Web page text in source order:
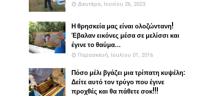
Δευτέρα, Ιουνίου 26, 2023
Η θρησκεία μας είναι ολοζώντανη!
Έβαλαν εικόνες μέσα σε μελίσσι και
έγινε το θαύμα...
Παρασκευή, Ιουλίου 01, 2016
Πόσο μέλι βγάζει μια τρίπατη κυψέλη:
Δείτε αυτό τον τρύγο που έγινε
προχθές και θα πάθετε σοκ!!!